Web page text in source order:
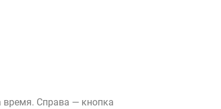
Справа — кнопка